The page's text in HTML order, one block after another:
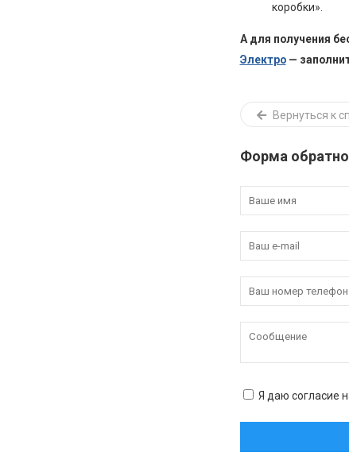
коробки».
А для получения
Электро—
Вернуться к
Форма
Я даю согласие